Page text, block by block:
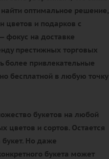
оптимальное решение,
цветов и подарков с
фокус на доставке
престижных торговых
более привлекательные
бесплатной в любую точку
букетов на любой
цветов и сортов. Остается
Но даже
букета может